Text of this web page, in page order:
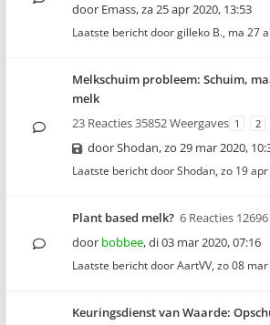
door Emass,za 25 apr 2020, 13:53
Laatste bericht doorgilleko B., ma 27
Melkschuim probleem: Schuim,
melk
23 Reacties 35852 Weergaves 1 2
doorShodan,zo 29 mar 2020,
Laatste bericht doorShodan, zo 19
Plant based melk? 6 Reacties
door bobbee,di 03 mar 2020, 07:16
Laatste bericht doorAartVV, zo 08
Keuringsdienst van Waarde: